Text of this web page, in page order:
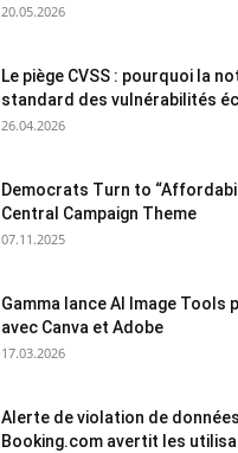
20.05.2026
Le piège CVSS : pourquoi la
standard des vulnérabilités
26.04.2026
Democrats Turn to
Central Campaign Theme
07.11.2025
Gamma lance AI Image Tools
avec Canva et Adobe
17.03.2026
Alerte de violation de
Booking.com avertit les